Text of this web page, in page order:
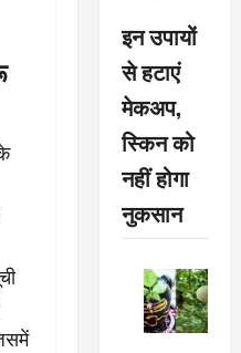
इन उपायों
से हटाएं
मेकअप,
स्किन को
नहीं होगा
नुकसान